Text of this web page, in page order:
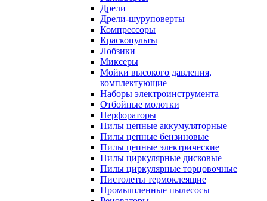
Дрели
Дрели-шуруповерты
Компрессоры
Краскопульты
Лобзики
Миксеры
Мойки высокого давления,
комплектующие
Наборы электроинструмента
Отбойные молотки
Перфораторы
Пилы цепные аккумуляторные
Пилы цепные бензиновые
Пилы цепные электрические
Пилы циркулярные дисковые
Пилы циркулярные торцовочные
Пистолеты термоклеящие
Промышленные пылесосы